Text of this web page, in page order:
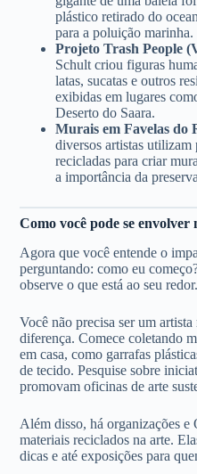
plástico retirado do
para a poluição marinha.
Projeto Trash People
Schult criou figuras
latas, sucatas e outros
exibidas em lugares
Deserto do Saara.
Murais em Favelas do
diversos artistas utilizam
recicladas para criar
a importância da
Como você pode se
Agora que você entende o
perguntando: como eu
observe o que está ao seu redor.
Você não precisa ser um
diferença. Comece coletando
em casa, como garrafas
de tecido. Pesquise sobre
promovam oficinas de arte
Além disso, há organizações
materiais reciclados na arte.
dicas e até exposições para